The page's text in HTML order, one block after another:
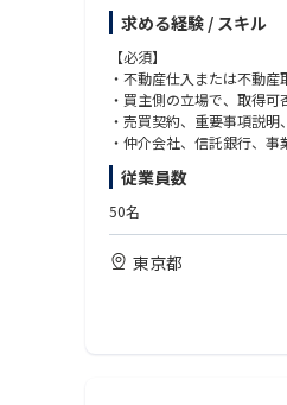
【魅力】
■社風
組織がフラットで経営陣
また、1人1人の社員が裁
■働き方
また、社員のほとんどが私
会社として時差出勤を推奨
残業もほぼなく休日もしっ
■当職種について
経験年数や年齢に関わら
また当職種に業務従事す
求める経験 / スキル
【必須】
・不動産仕入または不動
・買主側の立場で、取得
・売買契約、重要事項説
・仲介会社、信託銀行、
・10億円以上の不動産売買
・収支、出口、リスクを踏
・都心部不動産の取得経験
・権利調整、立ち退き、借
・一棟収益不動産、開発
・自ら新規情報ルートを
従業員数
50名
東京都